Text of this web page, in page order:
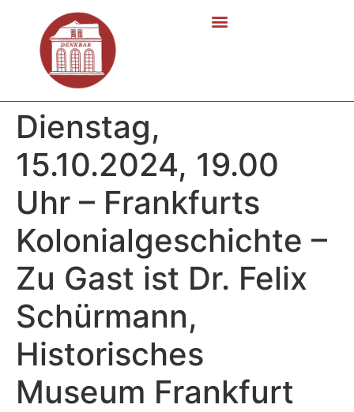
Dienstag,
15.10.2024, 19.00
Uhr – Frankfurts
Kolonialgeschichte –
Zu Gast ist Dr. Felix
Schürmann,
Historisches
Museum Frankfurt